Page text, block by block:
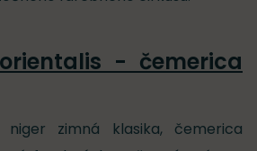
- čemerica
zimná klasika, čemerica